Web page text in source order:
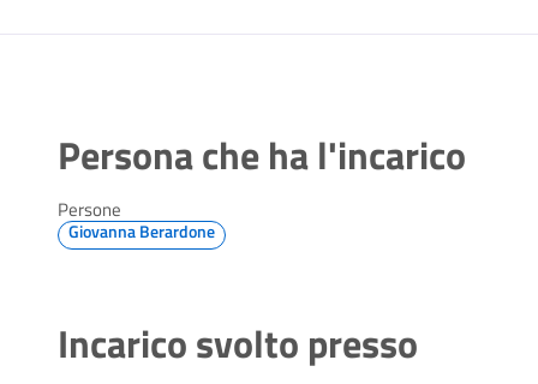
Persona che ha l'incarico
Persone
Giovanna Berardone
Incarico svolto presso